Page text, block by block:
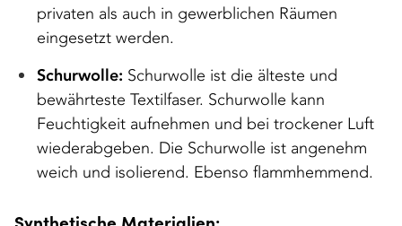
privaten als auch in gewerblichen Räumen
eingesetzt werden.
Schurwolle: Schurwolle ist die älteste und
bewährteste Textilfaser. Schurwolle kann
Feuchtigkeit aufnehmen und bei trockener Luft
wiederabgeben. Die Schurwolle ist angenehm
weich und isolierend. Ebenso flammhemmend.